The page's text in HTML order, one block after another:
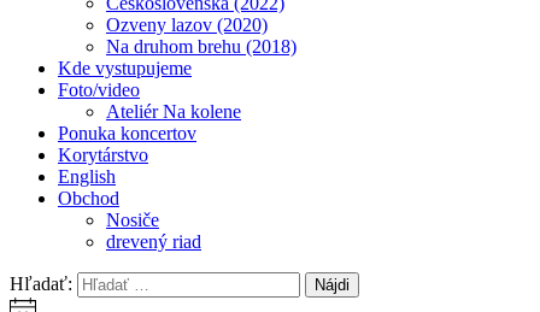
Ozveny lazov (2020)
Na druhom brehu (2018)
Kde vystupujeme
Foto/video
Ateliér Na kolene
Ponuka koncertov
Korytárstvo
English
Obchod
Nosiče
drevený riad
Hľadať: